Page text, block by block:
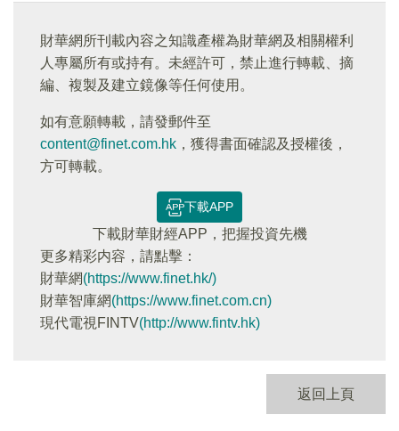
財華網所刊載內容之知識產權為財華網及相關權利
人專屬所有或持有。未經許可，禁止進行轉載、摘
編、複製及建立鏡像等任何使用。
如有意願轉載，請發郵件至
content@finet.com.hk ，獲得書面確認及授權後，
方可轉載。
下載APP
下載財華財經APP，把握投資先機
更多精彩内容，請點擊：
財華網(https://www.finet.hk/)
財華智庫網(https://www.finet.com.cn)
現代電視FINTV(http://www.fintv.hk)
返回上頁